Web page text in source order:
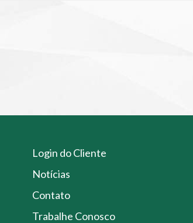
Login do Cliente
Notícias
Contato
Trabalhe Conosco